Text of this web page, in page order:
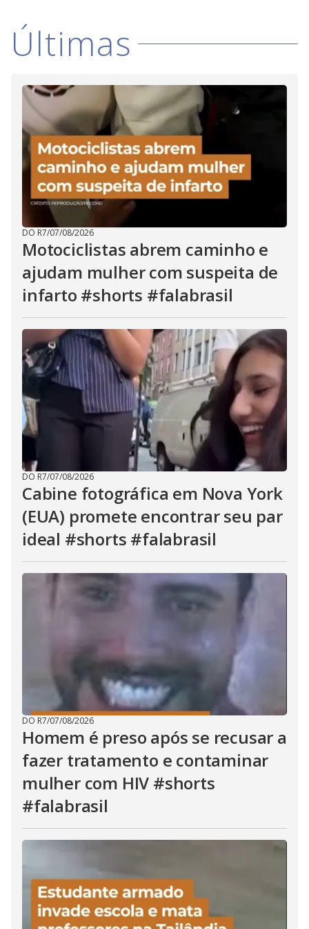
d
e
o
Últimas
DO R7/07/08/2026
Motociclistas abrem caminho e
ajudam mulher com suspeita de
infarto #shorts #falabrasil
DO R7/07/08/2026
Cabine fotográfica em Nova York
(EUA) promete encontrar seu par
ideal #shorts #falabrasil
DO R7/07/08/2026
Homem é preso após se recusar a
fazer tratamento e contaminar
mulher com HIV #shorts
#falabrasil